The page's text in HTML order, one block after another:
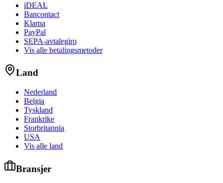
iDEAL
Bancontact
Klarna
PayPal
SEPA-avtalegiro
Vis alle betalingsmetoder
Land
Nederland
Belgia
Tyskland
Frankrike
Storbritannia
USA
Vis alle land
Bransjer